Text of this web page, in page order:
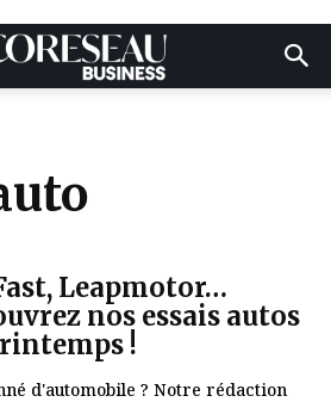
Leapmotor…
nos essais autos
!
d'automobile ? Notre rédaction